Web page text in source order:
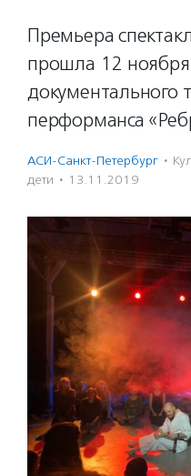
Премьера
прошла 12
документального
перформанса
АСИ-Санкт-Петербург ·
дети · 13.11.2019